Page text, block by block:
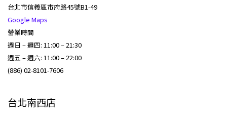
台北市信義區市府路45號B1-49
Google Maps
營業時間
週日 – 週四: 11:00 – 21:30
週五 – 週六: 11:00 – 22:00
(886) 02-8101-7606
台北南西店